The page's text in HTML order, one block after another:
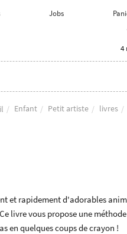
Jobs
4
Enfant Petit artiste livres
et rapidement d'adorables
livre vous propose une
en quelques coups de crayon !